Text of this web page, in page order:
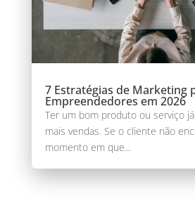
7 Estratégias de Marketing
Empreendedores em 2026
Ter um bom produto ou serviço
mais vendas. Se o cliente não
momento em que...